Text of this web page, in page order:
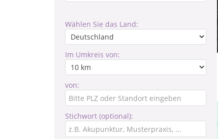
Wählen Sie das Land:
Im Umkreis von:
von:
Stichwort (optional):